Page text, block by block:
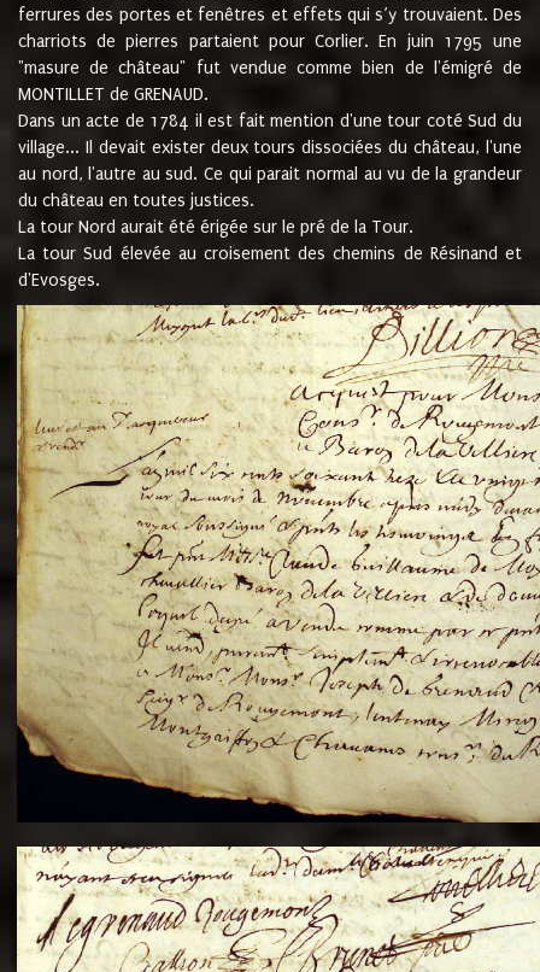
ferrures des portes et fenêtres et effets qui s’y trouvaient. Des
charriots de pierres partaient pour Corlier. En juin 1795 une
"masure de château" fut vendue comme bien de l'émigré de
MONTILLET de GRENAUD.
Dans un acte de 1784 il est fait mention d'une tour coté Sud du
village... Il devait exister deux tours dissociées du château, l'une
au nord, l'autre au sud. Ce qui parait normal au vu de la grandeur
du château en toutes justices.
La tour Nord aurait été érigée sur le pré de la Tour.
La tour Sud élevée au croisement des chemins de Résinand et
d'Evosges.